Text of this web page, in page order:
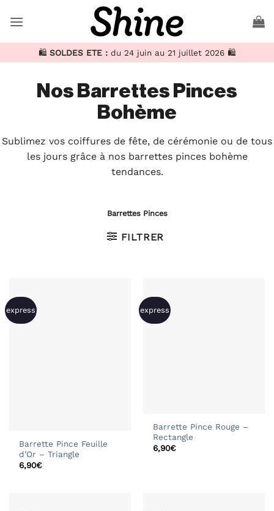
au
🛍️ SOLDES ETE : du 24 juin au 21 juillet 2026 🛍️
Nos Barrettes Pinces
Bohème
Sublimez vos coiffures de fête, de cérémonie ou de tous
les jours grâce à nos barrettes pinces bohème
tendances.
Barrettes Pinces
FILTRER
express
Barrette Pince Feuille
d’Or – Triangle
6,90€
express
Barrette Pince Rouge –
Rectangle
6,90€